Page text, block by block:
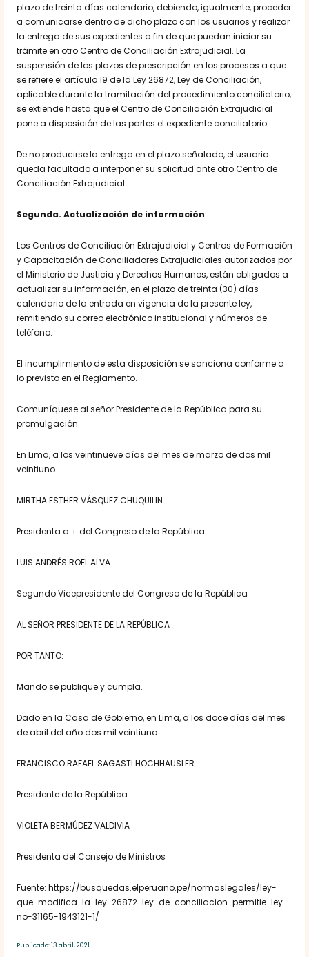
plazo de treinta días calendario, debiendo, igualmente, proceder
a comunicarse dentro de dicho plazo con los usuarios y realizar
la entrega de sus expedientes a fin de que puedan iniciar su
trámite en otro Centro de Conciliación Extrajudicial. La
suspensión de los plazos de prescripción en los procesos a que
se refiere el artículo 19 de la Ley 26872, Ley de Conciliación,
aplicable durante la tramitación del procedimiento conciliatorio,
se extiende hasta que el Centro de Conciliación Extrajudicial
pone a disposición de las partes el expediente conciliatorio.
De no producirse la entrega en el plazo señalado, el usuario
queda facultado a interponer su solicitud ante otro Centro de
Conciliación Extrajudicial.
Segunda. Actualización de información
Los Centros de Conciliación Extrajudicial y Centros de Formación
y Capacitación de Conciliadores Extrajudiciales autorizados por
el Ministerio de Justicia y Derechos Humanos, están obligados a
actualizar su información, en el plazo de treinta (30) días
calendario de la entrada en vigencia de la presente ley,
remitiendo su correo electrónico institucional y números de
teléfono.
El incumplimiento de esta disposición se sanciona conforme a
lo previsto en el Reglamento.
Comuníquese al señor Presidente de la República para su
promulgación.
En Lima, a los veintinueve días del mes de marzo de dos mil
veintiuno.
MIRTHA ESTHER VÁSQUEZ CHUQUILIN
Presidenta a. i. del Congreso de la República
LUIS ANDRÉS ROEL ALVA
Segundo Vicepresidente del Congreso de la República
AL SEÑOR PRESIDENTE DE LA REPÚBLICA
POR TANTO:
Mando se publique y cumpla.
Dado en la Casa de Gobierno, en Lima, a los doce días del mes
de abril del año dos mil veintiuno.
FRANCISCO RAFAEL SAGASTI HOCHHAUSLER
Presidente de la República
VIOLETA BERMÚDEZ VALDIVIA
Presidenta del Consejo de Ministros
Fuente: https://busquedas.elperuano.pe/normaslegales/ley-
que-modifica-la-ley-26872-ley-de-conciliacion-permitie-ley-
no-31165-1943121-1/
Publicado: 13 abril, 2021